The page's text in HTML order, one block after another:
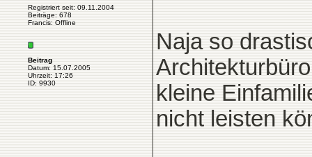
Registriert seit: 09.11.2004
Beiträge: 678
Francis: Offline
Beitrag
Datum: 15.07.2005
Uhrzeit: 17:26
ID: 9930
Naja so
kleine
nicht leisten